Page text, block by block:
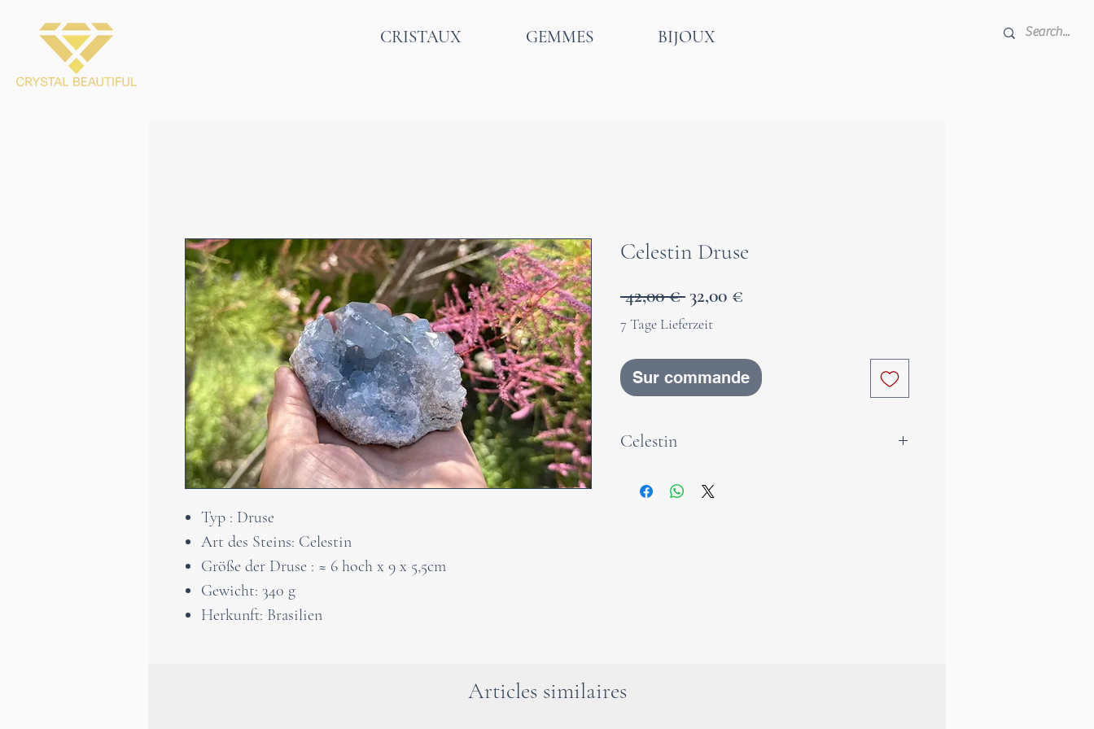
CRISTAUX GEMMES BIJOUX
Typ : Druse
Art des Steins: Celestin
Größe der Druse : ≈ 6 hoch x 9 x 5,5cm
Gewicht: 340 g
Herkunft: Brasilien
Celestin Druse
42,00 € Prix
original
32,00 €
7 Tage Lieferzeit
Sur commande
Celestin
durchscheinender Edelstein voller sanfter
Celestin soll die Vorstellungskraft fördern,
Articles similaires